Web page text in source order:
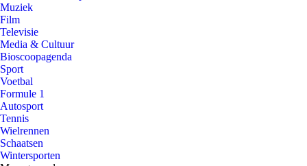
Muziek
Film
Televisie
Media & Cultuur
Bioscoopagenda
Sport
Voetbal
Formule 1
Autosport
Tennis
Wielrennen
Schaatsen
Wintersporten